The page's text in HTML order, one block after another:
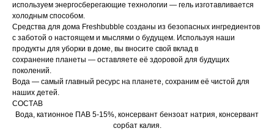
используем энергосберегающие технологии — гель изготавливается
холодным способом.
Средства для дома Freshbubble созданы из безопасных ингредиентов
с заботой о настоящем и мыслями о будущем. Используя наши
продукты для уборки в доме, вы вносите свой вклад в
сохранение планеты — оставляете её здоровой для будущих
поколений.
Вода — самый главный ресурс на планете, сохраним её чистой для
наших детей.
СОСТАВ
Вода, катионное ПАВ 5-15%, консервант бензоат натрия, консервант
сорбат калия.